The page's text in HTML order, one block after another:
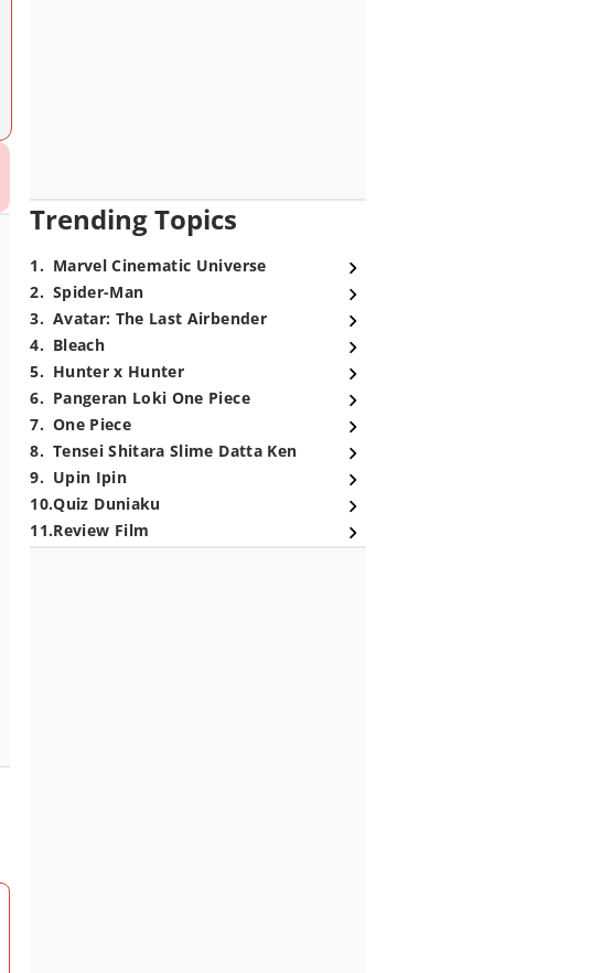
Trending Topics
1. Marvel Cinematic Universe
2. Spider-Man
3. Avatar: The Last Airbender
4. Bleach
5. Hunter x Hunter
6. Pangeran Loki One Piece
7. One Piece
8. Tensei Shitara Slime Datta Ken
9. Upin Ipin
10.Quiz Duniaku
11.Review Film